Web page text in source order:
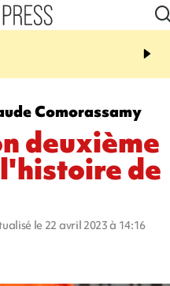
11:48
l'eau est dégradée à la
Comorassamy
deuxième
de
le 22 avril 2023 à 14:16